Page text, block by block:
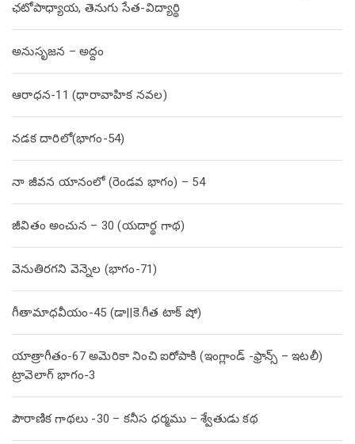
ఛటోపాధ్యాయ, తెనుగు సేత-విద్యార్థి
అనుసృజన – అద్దం
ఆరాధన-11 (ధారావాహిక నవల)
నడక దారిలో(భాగం-54)
నా జీవన యానంలో (రెండవ భాగం) – 54
జీవితం అంచున – 30 (యదార్థ గాథ)
వెనుతిరగని వెన్నెల (భాగం-71)
గీతామాధవీయం-45 (డా||కె.గీత టాక్ షో)
యాత్రాగీతం-67 అమెరికా నించి ఐరోపాకి (ఇంగ్లాండ్ -ఫ్రాన్స్ – ఇటలీ)
ట్రావెలాగ్ భాగం-3
పౌరాణిక గాథలు -30 – కనీస ధర్మము – శ్వేతుడు కథ